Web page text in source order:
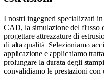
I nostri ingegneri specializzati
CAD, la simulazione del flusso
progettare attrezzature di
di alta qualità. Selezioniamo
applicazione e applichiamo
prolungare la durata degli
convalidiamo le prestazioni con